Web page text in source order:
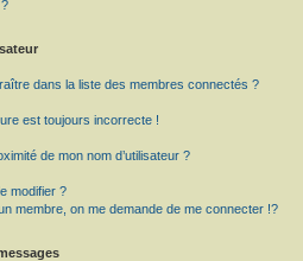
dans la liste des membres connectés ?
est toujours incorrecte !
de mon nom d’utilisateur ?
modifier ?
membre, on me demande de me connecter !?